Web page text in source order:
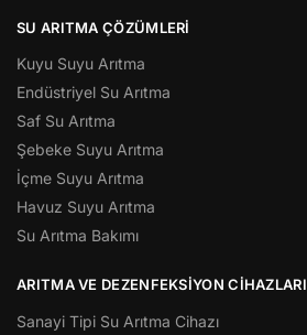
SU ARITMA ÇÖZÜMLERI
Kuyu Suyu Arıtma
Endüstriyel Su Arıtma
Saf Su Arıtma
Şebeke Suyu Arıtma
İçme Suyu Arıtma
Havuz Suyu Arıtma
Su Arıtma Bakımı
ARITMA VE DEZENFEKSIYON CIHAZLARI
Sanayi Tipi Su Arıtma Cihazı